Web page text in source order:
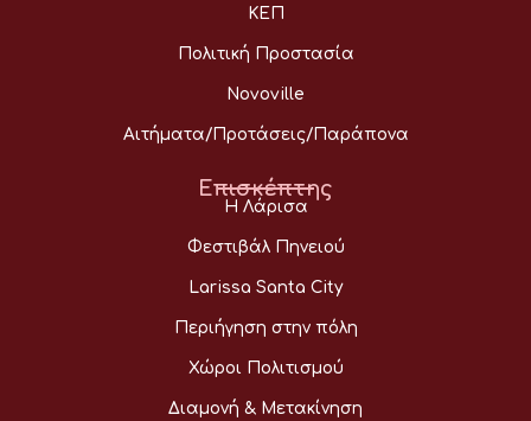
ΚΕΠ
Πολιτική Προστασία
Novoville
Αιτήματα/Προτάσεις/Παράπονα
Επισκέπτης
Η Λάρισα
Φεστιβάλ Πηνειού
Larissa Santa City
Περιήγηση στην πόλη
Χώροι Πολιτισμού
Διαμονή & Μετακίνηση